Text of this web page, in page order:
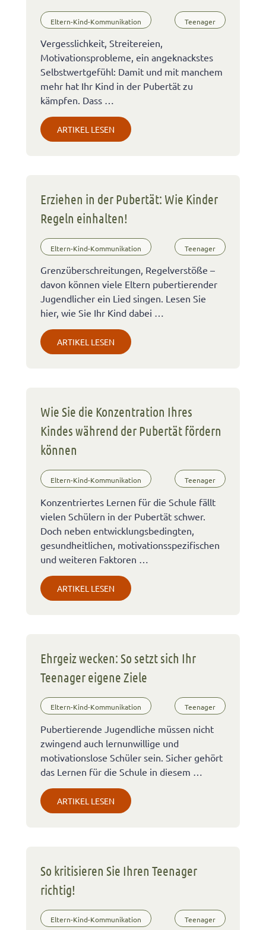
Eltern-Kind-Kommunikation Teenager
Vergesslichkeit, Streitereien,
Motivationsprobleme, ein angeknackstes
Selbstwertgefühl: Damit und mit manchem
mehr hat Ihr Kind in der Pubertät zu
kämpfen. Dass …
ARTIKEL LESEN
Erziehen in der Pubertät: Wie Kinder
Regeln einhalten!
Eltern-Kind-Kommunikation Teenager
Grenzüberschreitungen, Regelverstöße –
davon können viele Eltern pubertierender
Jugendlicher ein Lied singen. Lesen Sie
hier, wie Sie Ihr Kind dabei …
ARTIKEL LESEN
Wie Sie die Konzentration Ihres
Kindes während der Pubertät fördern
können
Eltern-Kind-Kommunikation Teenager
Konzentriertes Lernen für die Schule fällt
vielen Schülern in der Pubertät schwer.
Doch neben entwicklungsbedingten,
gesundheitlichen, motivationsspezifischen
und weiteren Faktoren …
ARTIKEL LESEN
Ehrgeiz wecken: So setzt sich Ihr
Teenager eigene Ziele
Eltern-Kind-Kommunikation Teenager
Pubertierende Jugendliche müssen nicht
zwingend auch lernunwillige und
motivationslose Schüler sein. Sicher gehört
das Lernen für die Schule in diesem …
ARTIKEL LESEN
So kritisieren Sie Ihren Teenager
richtig!
Eltern-Kind-Kommunikation Teenager